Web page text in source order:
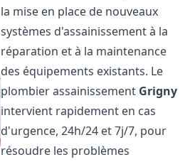
la mise en place de nouveaux
systèmes d'assainissement à la
réparation et à la maintenance
des équipements existants. Le
plombier assainissement Grigny
intervient rapidement en cas
d'urgence, 24h/24 et 7j/7, pour
résoudre les problèmes